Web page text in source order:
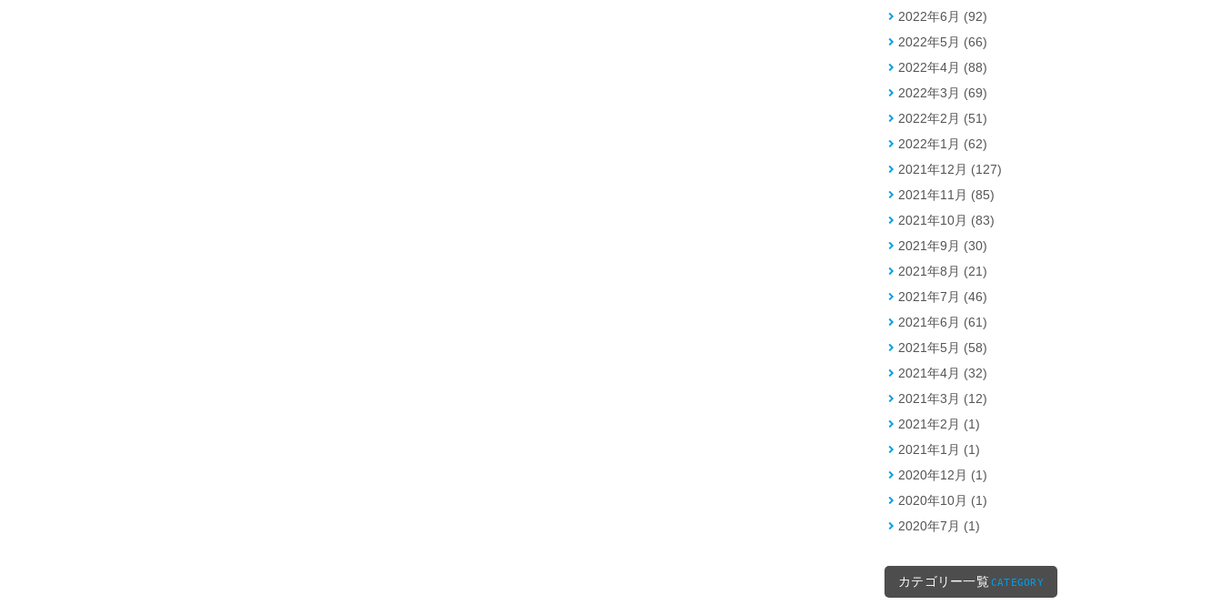
2022年6月 (92)
2022年5月 (66)
2022年4月 (88)
2022年3月 (69)
2022年2月 (51)
2022年1月 (62)
2021年12月 (127)
2021年11月 (85)
2021年10月 (83)
2021年9月 (30)
2021年8月 (21)
2021年7月 (46)
2021年6月 (61)
2021年5月 (58)
2021年4月 (32)
2021年3月 (12)
2021年2月 (1)
2021年1月 (1)
2020年12月 (1)
2020年10月 (1)
2020年7月 (1)
カテゴリー一覧 CATEGORY